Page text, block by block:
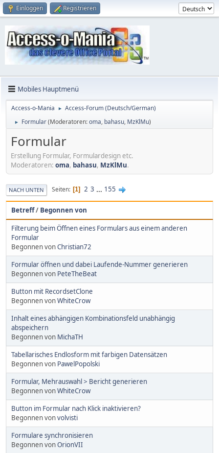
Einloggen Registrieren
Mobiles Hauptmenü
Access-o-Mania ► Access-Forum (Deutsch/German)
► Formular(Moderatoren:oma, bahasu, MzKlMu)
Formular
Erstellung Formular, Formulardesign etc.
Moderatoren: oma, bahasu, MzKlMu.
NACH UNTEN Seiten 1 2 3 ... 155
Betreff/ Begonnen von
Filterung beim Öffnen eines Formulars aus einem anderen
Formular
Begonnen vonChristian72
Formular öffnen und dabei Laufende-Nummer generieren
Begonnen von PeteTheBeat
Button mit RecordsetClone
Begonnen vonWhiteCrow
Inhalt eines abhängigen Kombinationsfeld unabhängig
abspeichern
Begonnen von MichaTH
Tabellarisches Endlosform mit farbigen Datensätzen
Begonnen von PawelPopolski
Formular, Mehrauswahl > Bericht generieren
Begonnen vonWhiteCrow
Button im Formular nach Klick inaktivieren?
Begonnen vonvolvisti
Formulare synchronisieren
Begonnen vonOrionVII